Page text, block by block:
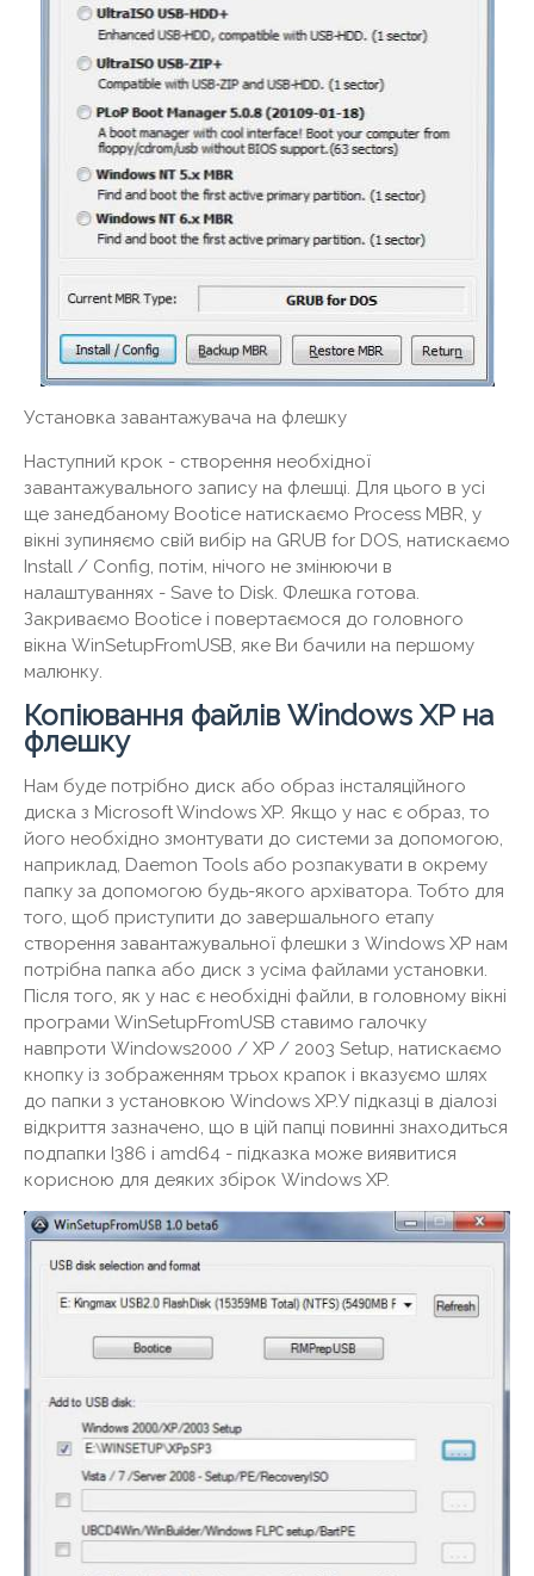
Установка завантажувача на флешку
Наступний крок - створення необхідної
завантажувального запису на флешці. Для цього в усі
ще занедбаному Bootice натискаємо Process MBR, у
вікні зупиняємо свій вибір на GRUB for DOS, натискаємо
Install / Config, потім, нічого не змінюючи в
налаштуваннях - Save to Disk. Флешка готова.
Закриваємо Bootice і повертаємося до головного
вікна WinSetupFromUSB, яке Ви бачили на першому
малюнку.
Копіювання файлів Windows XP на
флешку
Нам буде потрібно диск або образ інсталяційного
диска з Microsoft Windows XP. Якщо у нас є образ, то
його необхідно змонтувати до системи за допомогою,
наприклад, Daemon Tools або розпакувати в окрему
папку за допомогою будь-якого архіватора. Тобто для
того, щоб приступити до завершального етапу
створення завантажувальної флешки з Windows XP нам
потрібна папка або диск з усіма файлами установки.
Після того, як у нас є необхідні файли, в головному вікні
програми WinSetupFromUSB ставимо галочку
навпроти Windows2000 / XP / 2003 Setup, натискаємо
кнопку із зображенням трьох крапок і вказуємо шлях
до папки з установкою Windows XP.У підказці в діалозі
відкриття зазначено, що в цій папці повинні знаходиться
подпапки I386 і amd64 - підказка може виявитися
корисною для деяких збірок Windows XP.